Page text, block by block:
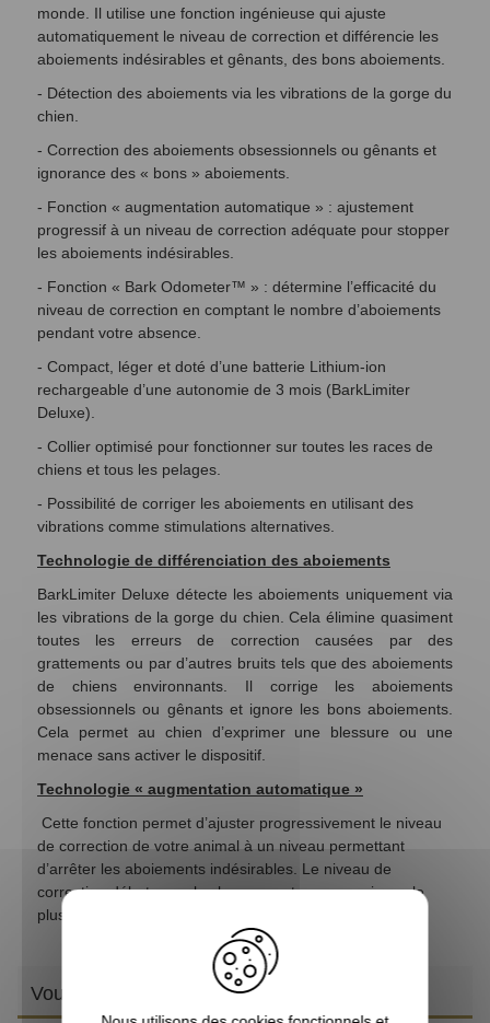
monde. Il utilise une fonction ingénieuse qui ajuste
automatiquement le niveau de correction et différencie les
aboiements indésirables et gênants, des bons aboiements.
- Détection des aboiements via les vibrations de la gorge du
chien.
- Correction des aboiements obsessionnels ou gênants et
ignorance des « bons » aboiements.
- Fonction « augmentation automatique » : ajustement
progressif à un niveau de correction adéquate pour stopper
les aboiements indésirables.
- Fonction « Bark Odometer™ » : détermine l’efficacité du
niveau de correction en comptant le nombre d’aboiements
pendant votre absence.
- Compact, léger et doté d’une batterie Lithium-ion
rechargeable d’une autonomie de 3 mois (BarkLimiter
Deluxe).
- Collier optimisé pour fonctionner sur toutes les races de
chiens et tous les pelages.
- Possibilité de corriger les aboiements en utilisant des
vibrations comme stimulations alternatives.
Technologie de différenciation des aboiements
BarkLimiter Deluxe détecte les aboiements uniquement via
les vibrations de la gorge du chien. Cela élimine quasiment
toutes les erreurs de correction causées par des
grattements ou par d’autres bruits tels que des aboiements
de chiens environnants. Il corrige les aboiements
obsessionnels ou gênants et ignore les bons aboiements.
Cela permet au chien d’exprimer une blessure ou une
menace sans activer le dispositif.
Technologie « augmentation automatique »
Cette fonction permet d’ajuster progressivement le niveau
de correction de votre animal à un niveau permettant
d’arrêter les aboiements indésirables. Le niveau de
correction débute au plus bas pour stopper au niveau le
plus adapté à votre chien.
Vous aimerez aussi